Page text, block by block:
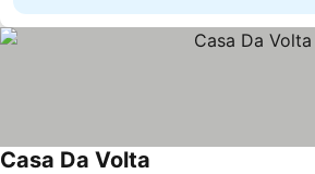
Casa Da Volta